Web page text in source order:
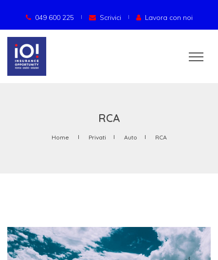
049 600 225 Scrivici Lavora con noi
RCA
Home Privati Auto RCA